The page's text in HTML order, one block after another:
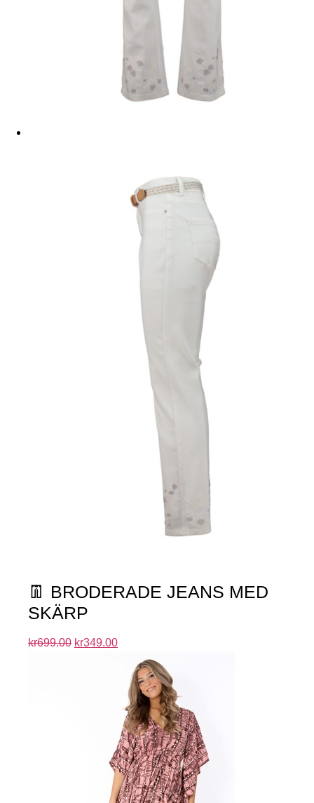
👖 BRODERADE JEANS MED
SKÄRP
kr699.00 kr349.00